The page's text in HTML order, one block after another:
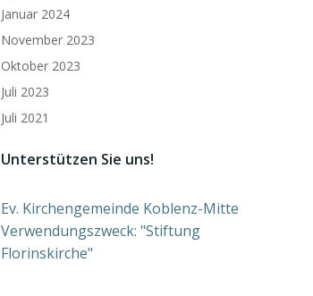
Januar 2024
November 2023
Oktober 2023
Juli 2023
Juli 2021
Unterstützen Sie uns!
Ev. Kirchengemeinde Koblenz-Mitte
Verwendungszweck: "Stiftung
Florinskirche"